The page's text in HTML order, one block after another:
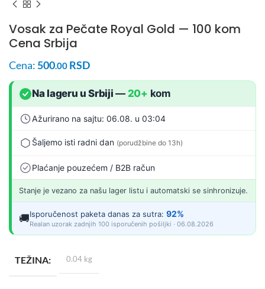
Vosak za Pečate Royal Gold — 100 kom
Cena Srbija
Cena:500.00 RSD
Na lageru u Srbiji — 20+ kom
Ažurirano na sajtu: 06.08. u 03:04
Šaljemo isti radni dan (porudžbine do 13h)
Plaćanje pouzećem / B2B račun
Stanje je vezano za našu lager listu i automatski se sinhronizuje.
🚚Isporučenost paketa danas za sutra: 92%
Realan uzorak zadnjih 100 isporučenih pošiljki · 06.08.2026
TEŽINA 0.04 kg